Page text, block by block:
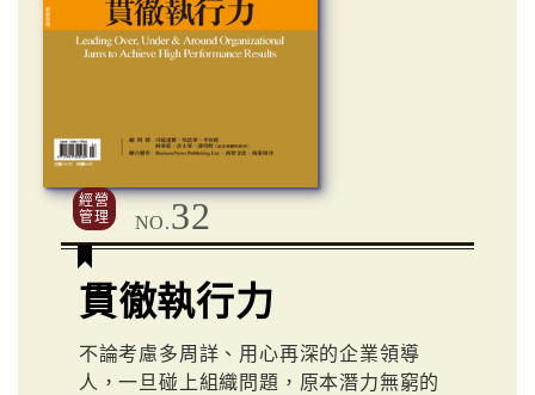
經營
管理
NO.32
貫徹執行力
不論考慮多周詳、用心再深的企業領導
人，一旦碰上組織問題，原本潛力無窮的